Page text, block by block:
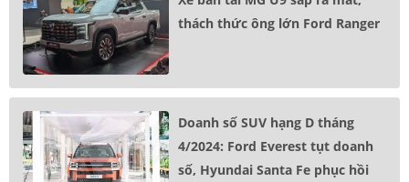
thách thức ông lớn Ford Ranger
Doanh số SUV hạng D tháng
4/2024: Ford Everest tụt doanh
số, Hyundai Santa Fe phục hồi